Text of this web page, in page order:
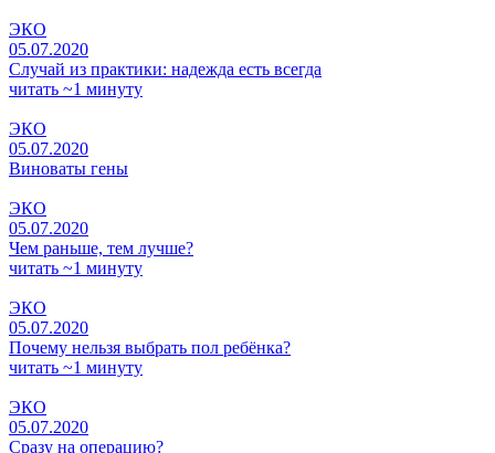
ЭКО
05.07.2020
Случай из практики: надежда есть всегда
читать ~1 минуту
ЭКО
05.07.2020
Виноваты гены
ЭКО
05.07.2020
Чем раньше, тем лучше?
читать ~1 минуту
ЭКО
05.07.2020
Почему нельзя выбрать пол ребёнка?
читать ~1 минуту
ЭКО
05.07.2020
Сразу на операцию?